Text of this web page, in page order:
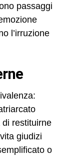
passaggi
l’irruzione
di restituirne
giudizi
o